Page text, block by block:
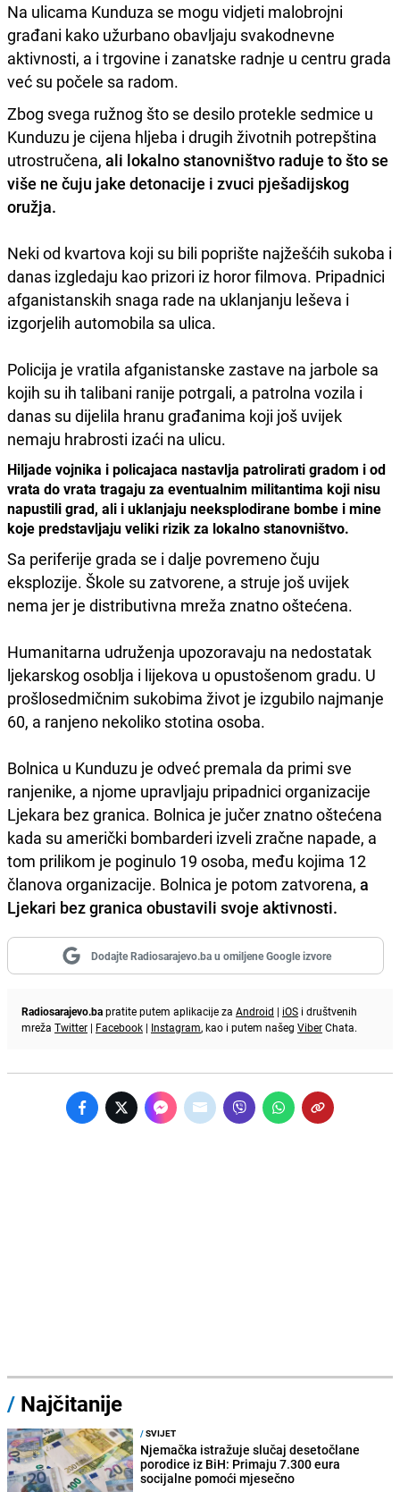
Na ulicama Kunduza se mogu vidjeti malobrojni
građani kako užurbano obavljaju svakodnevne
aktivnosti, a i trgovine i zanatske radnje u centru grada
već su počele sa radom.
Zbog svega ružnog što se desilo protekle sedmice u
Kunduzu je cijena hljeba i drugih životnih potrepština
utrostručena, ali lokalno stanovništvo raduje to što se
više ne čuju jake detonacije i zvuci pješadijskog
oružja.
Neki od kvartova koji su bili poprište najžešćih sukoba i
danas izgledaju kao prizori iz horor filmova. Pripadnici
afganistanskih snaga rade na uklanjanju leševa i
izgorjelih automobila sa ulica.
Policija je vratila afganistanske zastave na jarbole sa
kojih su ih talibani ranije potrgali, a patrolna vozila i
danas su dijelila hranu građanima koji još uvijek
nemaju hrabrosti izaći na ulicu.
Hiljade vojnika i policajaca nastavlja patrolirati gradom i od
vrata do vrata tragaju za eventualnim militantima koji nisu
napustili grad, ali i uklanjaju neeksplodirane bombe i mine
koje predstavljaju veliki rizik za lokalno stanovništvo.
Sa periferije grada se i dalje povremeno čuju
eksplozije. Škole su zatvorene, a struje još uvijek
nema jer je distributivna mreža znatno oštećena.
Humanitarna udruženja upozoravaju na nedostatak
ljekarskog osoblja i lijekova u opustošenom gradu. U
prošlosedmičnim sukobima život je izgubilo najmanje
60, a ranjeno nekoliko stotina osoba.
Bolnica u Kunduzu je odveć premala da primi sve
ranjenike, a njome upravljaju pripadnici organizacije
Ljekara bez granica. Bolnica je jučer znatno oštećena
kada su američki bombarderi izveli zračne napade, a
tom prilikom je poginulo 19 osoba, među kojima 12
članova organizacije. Bolnica je potom zatvorena, a
Ljekari bez granica obustavili svoje aktivnosti.
Dodajte Radiosarajevo.ba u omiljene Google izvore
Radiosarajevo.bapratite putem aplikacije za Android | iOS i društvenih
mreža Twitter | Facebook | Instagram, kao i putem našeg ViberChata.
/ Najčitanije
/SVIJET
Njemačka istražuje slučaj desetočlane
porodice iz BiH: Primaju 7.300 eura
socijalne pomoći mjesečno